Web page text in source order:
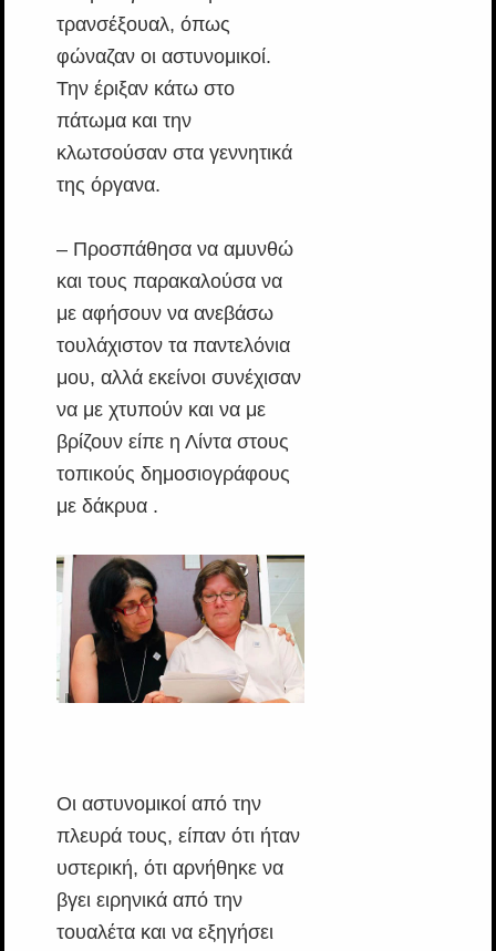
τρανσέξουαλ, όπως
φώναζαν οι αστυνομικοί.
Την έριξαν κάτω στο
πάτωμα και την
κλωτσούσαν στα γεννητικά
της όργανα.
– Προσπάθησα να αμυνθώ
και τους παρακαλούσα να
με αφήσουν να ανεβάσω
τουλάχιστον τα παντελόνια
μου, αλλά εκείνοι συνέχισαν
να με χτυπούν και να με
βρίζουν είπε η Λίντα στους
τοπικούς δημοσιογράφους
με δάκρυα .
Οι αστυνομικοί από την
πλευρά τους, είπαν ότι ήταν
υστερική, ότι αρνήθηκε να
βγει ειρηνικά από την
τουαλέτα και να εξηγήσει